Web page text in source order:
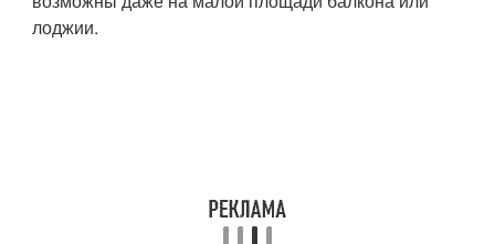
лоджии.